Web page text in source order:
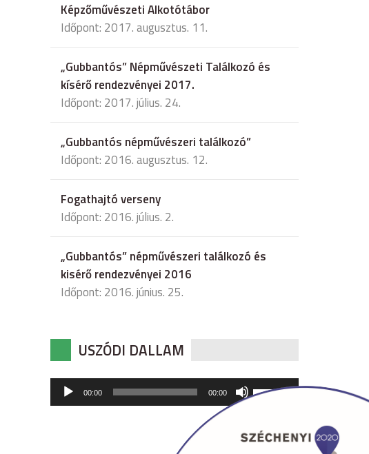
Képzőművészeti Alkotótábor
Időpont: 2017. augusztus. 11.
„Gubbantós” Népművészeti Találkozó és
kísérő rendezvényei 2017.
Időpont: 2017. július. 24.
„Gubbantós népművészeri találkozó”
Időpont: 2016. augusztus. 12.
Fogathajtó verseny
Időpont: 2016. július. 2.
„Gubbantós” népművészeri találkozó és
kisérő rendezvényei 2016
Időpont: 2016. június. 25.
USZÓDI DALLAM
Audió
lejátszó
00:00 00:00
hangerő
csökkentéséhez